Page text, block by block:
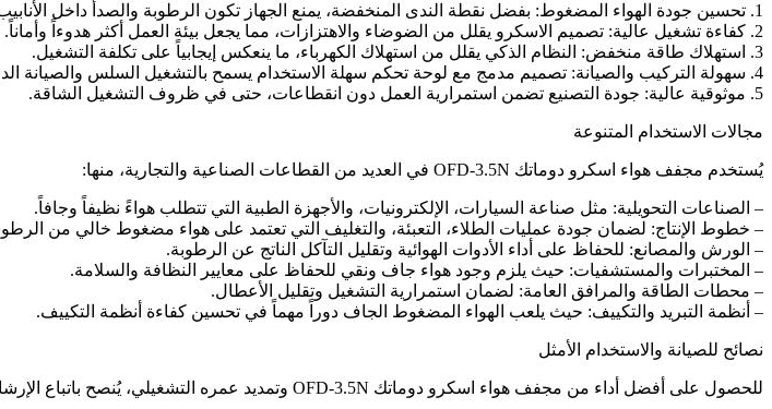
1. تحسين جودة الهواء المضغوط: بفضل نقطة الندى المنخفضة، يمنع الجهاز تكون الرطوبة والصدأ داخل الأنابيب والمعدات، مما يطيل عمرها ويقلل من الأعطال.
2. كفاءة تشغيل عالية: تصميم الاسكرو يقلل من الضوضاء والاهتزازات، مما يجعل بيئة العمل أكثر هدوءاً وأماناً.
3. استهلاك طاقة منخفض: النظام الذكي يقلل من استهلاك الكهرباء، ما ينعكس إيجابياً على تكلفة التشغيل.
4. سهولة التركيب والصيانة: تصميم مدمج مع لوحة تحكم سهلة الاستخدام يسمح بالتشغيل السلس والصيانة الدورية دون تعقيدات.
5. موثوقية عالية: جودة التصنيع تضمن استمرارية العمل دون انقطاعات، حتى في ظروف التشغيل الشاقة.
مجالات الاستخدام المتنوعة
يُستخدم مجفف هواء اسكرو دوماتك OFD-3.5N في العديد من القطاعات الصناعية والتجارية، منها:
– الصناعات التحويلية: مثل صناعة السيارات، الإلكترونيات، والأجهزة الطبية التي تتطلب هواءً نظيفاً وجافاً.
– خطوط الإنتاج: لضمان جودة عمليات الطلاء، التعبئة، والتغليف التي تعتمد على هواء مضغوط خالي من
– الورش والمصانع: للحفاظ على أداء الأدوات الهوائية وتقليل التآكل الناتج عن الرطوبة.
– المختبرات والمستشفيات: حيث يلزم وجود هواء جاف ونقي للحفاظ على معايير النظافة والسلامة.
– محطات الطاقة والمرافق العامة: لضمان استمرارية التشغيل وتقليل الأعطال.
– أنظمة التبريد والتكييف: حيث يلعب الهواء المضغوط الجاف دوراً مهماً في تحسين كفاءة أنظمة التكييف.
نصائح للصيانة والاستخدام الأمثل
للحصول على أفضل أداء من مجفف هواء اسكرو دوماتك OFD-3.5N وتمديد عمره التشغيلي، يُنصح باتباع الإرشادات التالية: